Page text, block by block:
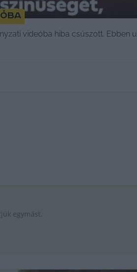
videóba hiba csúszott. Ebben
egymást.